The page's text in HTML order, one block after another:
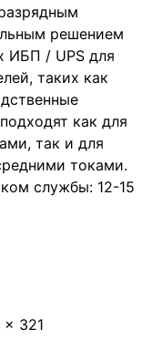
решением
ИБП / UPS для
таких как
как для
так и для
токами.
службы: 12-15
× 321